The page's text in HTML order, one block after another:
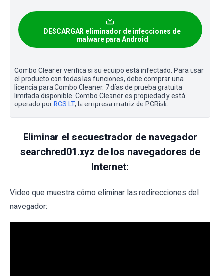
DESCARGAR eliminador de infecciones de
malware para Android
Combo Cleaner verifica si su equipo está infectado. Para usar
el producto con todas las funciones, debe comprar una
licencia para Combo Cleaner. 7 días de prueba gratuita
limitada disponible. Combo Cleaner es propiedad y está
operado por RCS LT, la empresa matriz de PCRisk.
Eliminar el secuestrador de navegador
searchred01.xyz de los navegadores de
Internet:
Video que muestra cómo eliminar las redirecciones del
navegador: